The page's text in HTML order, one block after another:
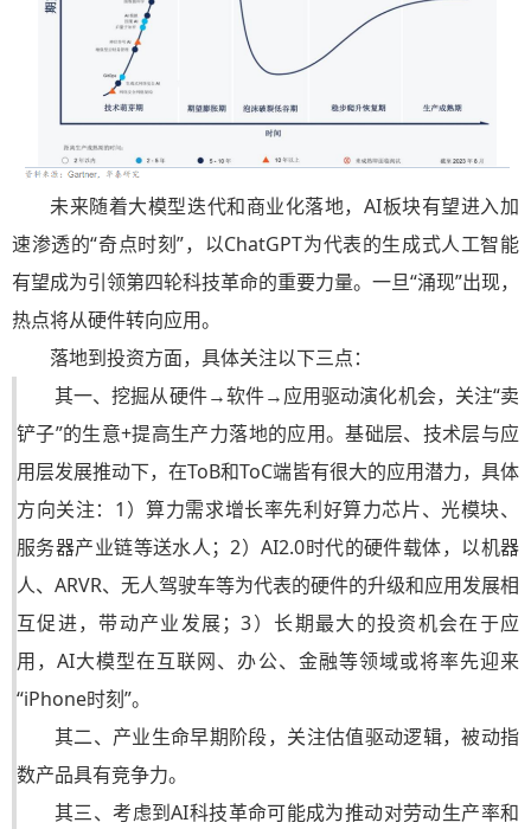
未来随着大模型迭代和商业化落地，AI板块有望进入加
速渗透的“奇点时刻”，以ChatGPT为代表的生成式人工智能
有望成为引领第四轮科技革命的重要力量。一旦“涌现”出现，
热点将从硬件转向应用。
落地到投资方面，具体关注以下三点：
其一、挖掘从硬件→软件→应用驱动演化机会，关注“卖
铲子”的生意+提高生产力落地的应用。基础层、技术层与应
用层发展推动下，在ToB和ToC端皆有很大的应用潜力，具体
方向关注：1）算力需求增长率先利好算力芯片、光模块、
服务器产业链等送水人；2）AI2.0时代的硬件载体，以机器
人、ARVR、无人驾驶车等为代表的硬件的升级和应用发展相
互促进，带动产业发展；3）长期最大的投资机会在于应
用，AI大模型在互联网、办公、金融等领域或将率先迎来
“iPhone时刻”。
其二、产业生命早期阶段，关注估值驱动逻辑，被动指
数产品具有竞争力。
其三、考虑到AI科技革命可能成为推动对劳动生产率和